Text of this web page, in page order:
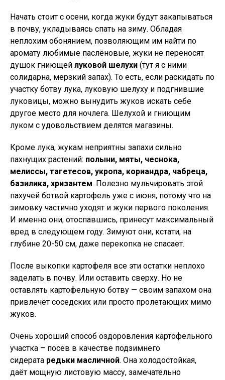
Начать стоит с осени, когда жуки будут закапываться
в почву, укладываясь спать на зиму. Обладая
неплохим обонянием, позволяющим им найти по
аромату любимые паслёновые, жуки не переносят
душок гниющей луковой шелухи (тут я с ними
солидарна, мерзкий запах). То есть, если раскидать по
участку ботву лука, луковую шелуху и подгнившие
луковицы, можно вынудить жуков искать себе
другое место для ночлега. Шелухой и гниющим
луком с удовольствием делятся магазины.
Кроме лука, жукам неприятны запахи сильно
пахнущих растений: полыни, мяты, чеснока,
мелиссы, тагетесов, укропа, кориандра, чабреца,
базилика, хризантем. Полезно мульчировать этой
пахучей ботвой картофель уже с июня, потому что на
зимовку частично уходят и жуки первого поколения.
И именно они, отоспавшись, принесут максимальный
вред в следующем году. Зимуют они, кстати, на
глубине 20-50 см, даже перекопка не спасает.
После выкопки картофеля все эти остатки неплохо
заделать в почву. Или оставить сверху. Но не
оставлять картофельную ботву — своим запахом она
привлечёт соседских или просто пролетающих мимо
жуков.
Очень хороший способ оздоровления картофельного
участка – посев в качестве подзимнего
сидерата редьки масличной. Она холодостойкая,
даёт мощную листовую массу, замечательно